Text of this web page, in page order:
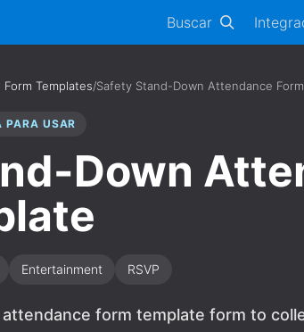
Buscar
Templates/Safety Stand-Down Attendance
PARA USAR
Down
Entertainment RSVP
form template form to